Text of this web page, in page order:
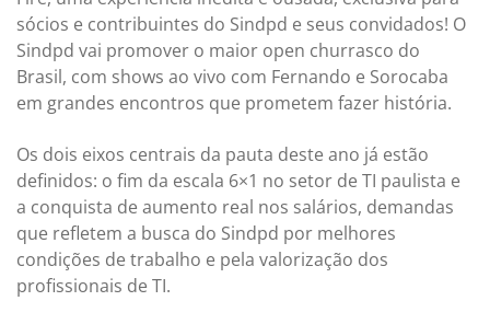
sócios e contribuintes do Sindpd e seus convidados! O
Sindpd vai promover o maior open churrasco do
Brasil, com shows ao vivo com Fernando e Sorocaba
em grandes encontros que prometem fazer história.
Os dois eixos centrais da pauta deste ano já estão
definidos: o fim da escala 6×1 no setor de TI paulista e
a conquista de aumento real nos salários, demandas
que refletem a busca do Sindpd por melhores
condições de trabalho e pela valorização dos
profissionais de TI.